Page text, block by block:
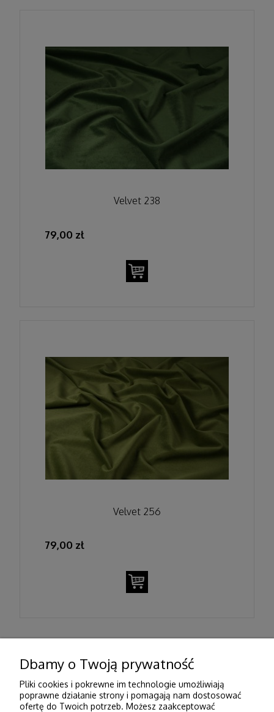
Velvet 238
79,00 zł
Velvet 256
79,00 zł
Pomoc
Dbamy o Twoją prywatność
Pliki cookies i pokrewne im technologie umożliwiają
poprawne działanie strony i pomagają nam dostosować
ofertę do Twoich potrzeb. Możesz zaakceptować